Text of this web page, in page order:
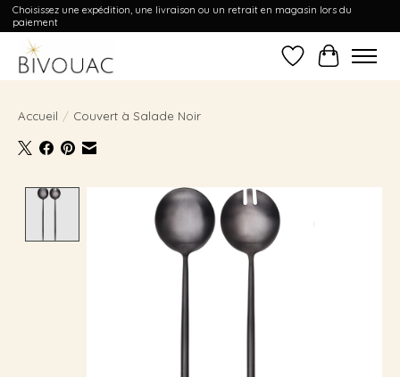
Choisissez une expédition, une livraison ou un retrait en magasin lors du
paiement
Liste dePanier
Accueil / Couvert à Salade Noir
Product image slideshow Items